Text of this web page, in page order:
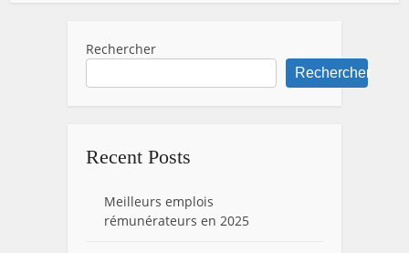
Rechercher
Rechercher
Recent Posts
Meilleurs emplois
rémunérateurs en 2025